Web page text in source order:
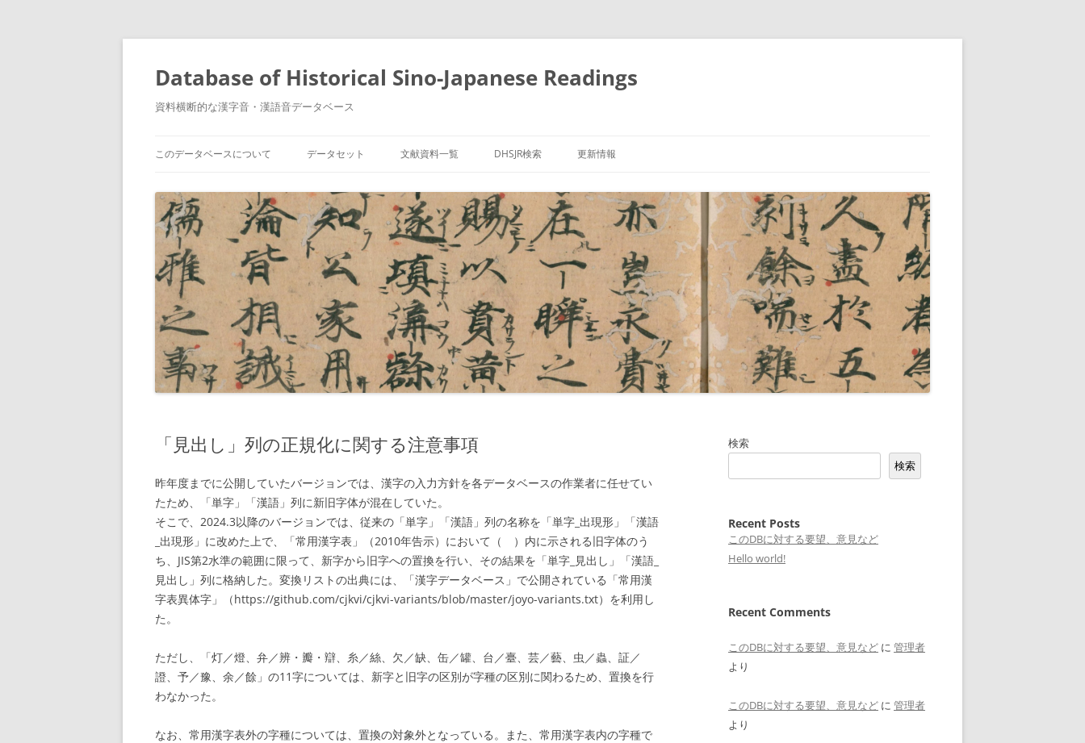
コ
ン
ツ
へ
ス
Database of Historical Sino-Japanese Readings
資料横断的な漢字音・漢語音データベース
このデータベースについて データセット 文献資料一覧 DHSJR検索 更新情報
「見出し」列の正規化に関する注意事項
昨年度までに公開していたバージョンでは、漢字の入力方針を各データベースの作業者に任せてい
たため、「単字」「漢語」列に新旧字体が混在していた。
そこで、2024.3以降のバージョンでは、従来の「単字」「漢語」列の名称を「単字_出現形」「漢語
_出現形」に改めた上で、「常用漢字表」（2010年告示）において（ ）内に示される旧字体のう
ち、JIS第2水準の範囲に限って、新字から旧字への置換を行い、その結果を「単字_見出し」「漢語_
見出し」列に格納した。変換リストの出典には、「漢字データベース」で公開されている「常用漢
字表異体字」（https://github.com/cjkvi/cjkvi-variants/blob/master/joyo-variants.txt）を利用し
た。
ただし、「灯／燈、弁／辨・瓣・辯、糸／絲、欠／缺、缶／罐、台／臺、芸／藝、虫／蟲、証／
證、予／豫、余／餘」の11字については、新字と旧字の区別が字種の区別に関わるため、置換を行
わなかった。
なお、常用漢字表外の字種については、置換の対象外となっている。また、常用漢字表内の字種で
検索
検索
Recent Posts
このDBに対する要望、意見など
Hello world!
Recent Comments
このDBに対する要望、意見など に 管理者
より
このDBに対する要望、意見など に 管理者
より